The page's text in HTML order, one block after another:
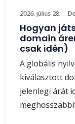
2026. július 28.
Hogyan
domain
csak idén)
A globális
kiválasztott
jelenlegi árát